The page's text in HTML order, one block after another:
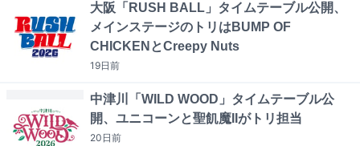
大阪「RUSH BALL」タイムテーブル公開、
メインステージのトリはBUMP OF
CHICKENとCreepy Nuts
19日前
中津川「WILD WOOD」タイムテーブル公
開、ユニコーンと聖飢魔IIがトリ担当
20日前